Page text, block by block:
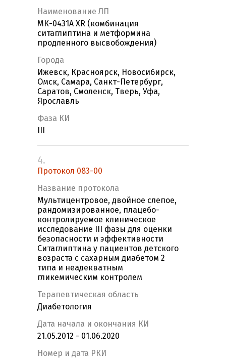
Наименование ЛП
МК-0431А XR (комбинация
ситаглиптина и метформина
продленного высвобождения)
Города
Ижевск, Красноярск, Новосибирск,
Омск, Самара, Санкт-Петербург,
Саратов, Смоленск, Тверь, Уфа,
Ярославль
Фаза КИ
4.
Протокол 083-00
Название протокола
Мультицентровое, двойное слепое,
рандомизированное, плацебо-
контролируемое клиническое
исследование III фазы для оценки
безопасности и эффективности
Ситаглиптина у пациентов детского
возраста с сахарным диабетом 2
типа и неадекватным
гликемическим контролем
Терапевтическая область
Диабетология
Дата начала и окончания КИ
21.05.2012 - 01.06.2020
Номер и дата РКИ